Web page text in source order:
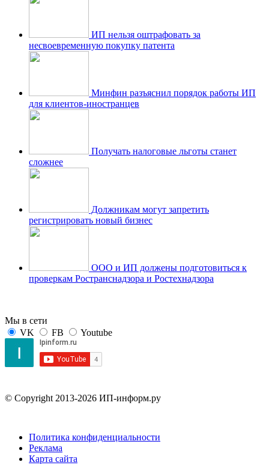
ИП нельзя оштрафовать за
несвоевременную покупку патента
Минфин разъяснил порядок работы ИП
для клиентов-иностранцев
Получать налоговые льготы станет
сложнее
Должникам могут запретить
регистрировать новый бизнес
ООО и ИП должены подготовиться к
проверкам Ространснадзора и Ростехнадзора
Мы в сети
VK
FB Youtube
© Copyright 2013-2026 ИП-информ.ру
Политика конфиденциальности
Реклама
Карта сайта